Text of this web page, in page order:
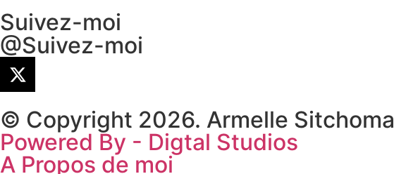
Suivez-moi
@Suivez-moi
© Copyright 2026. Armelle Sitchoma
Powered By - Digtal Studios
A Propos de moi